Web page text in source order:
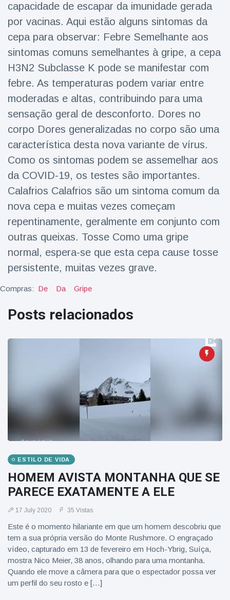
Conservacionistas
celebram o
nascimento do
primeiro tapir de
zoológico do
Reino Unido em 14
anos
Homem da Flórida
preso após lançar
fogos de artifício
de um carro em
movimento
16 July 173 Vistas
capacidade de escapar da imunidade gerada
por vacinas. Aqui estão alguns sintomas da
cepa para observar: Febre Semelhante aos
sintomas comuns semelhantes à gripe, a cepa
H3N2 Subclasse K pode se manifestar com
febre. As temperaturas podem variar entre
moderadas e altas, contribuindo para uma
sensação geral de desconforto. Dores no
corpo Dores generalizadas no corpo são uma
característica desta nova variante de vírus.
Como os sintomas podem se assemelhar aos
da COVID-19, os testes são importantes.
Calafrios Calafrios são um sintoma comum da
nova cepa e muitas vezes começam
repentinamente, geralmente em conjunto com
outras queixas. Tosse Como uma gripe
normal, espera-se que esta cepa cause tosse
persistente, muitas vezes grave.
Compras: De Da Gripe
Posts relacionados
ESTILO DE VIDA
HOMEM AVISTA MONTANHA QUE SE
PARECE EXATAMENTE A ELE
17 July 2020 35 Vistas
Este é o momento hilariante em que um homem descobriu que
tem a sua própria versão do Monte Rushmore. O engraçado
vídeo, capturado em 13 de fevereiro em Hoch-Ybrig, Suíça,
mostra Nico Meier, 38 anos, olhando para uma montanha.
Quando ele move a câmera para que o espectador possa ver
um perfil do seu rosto e […]